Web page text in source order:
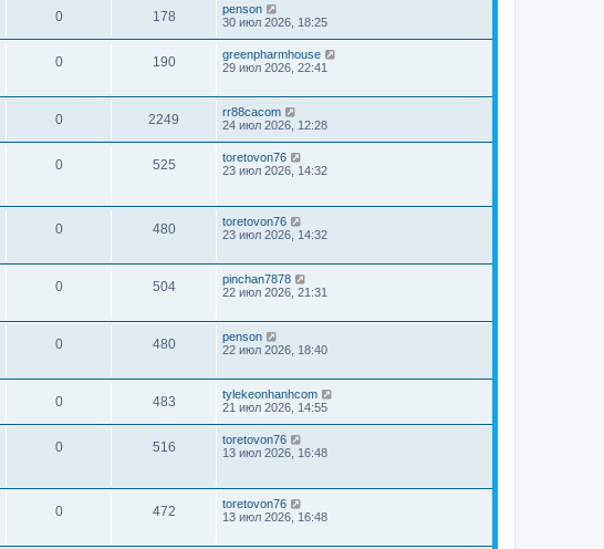
0 178
penson
30 июл 2026, 18:25
0 190
greenpharmhouse
29 июл 2026, 22:41
0 2249
rr88cacom
24 июл 2026, 12:28
0 525
toretovon76
23 июл 2026, 14:32
0 480
toretovon76
23 июл 2026, 14:32
0 504
pinchan7878
22 июл 2026, 21:31
0 480
penson
22 июл 2026, 18:40
0 483
tylekeonhanhcom
21 июл 2026, 14:55
0 516
toretovon76
13 июл 2026, 16:48
0 472
toretovon76
13 июл 2026, 16:48